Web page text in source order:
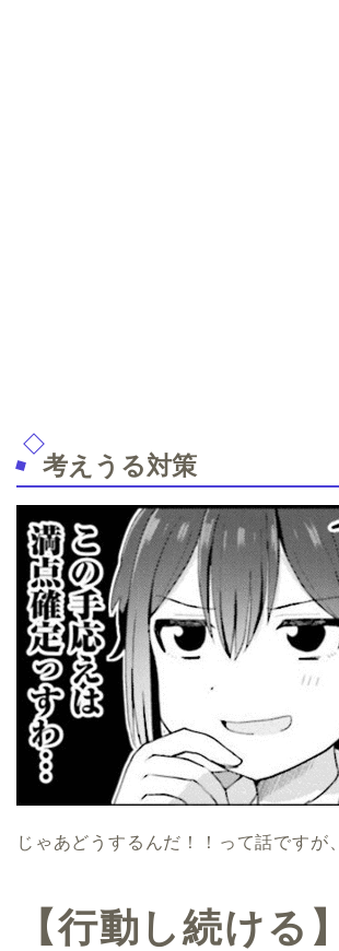
考えうる対策
じゃあどうするんだ！！って話ですが、
【行動し続ける】